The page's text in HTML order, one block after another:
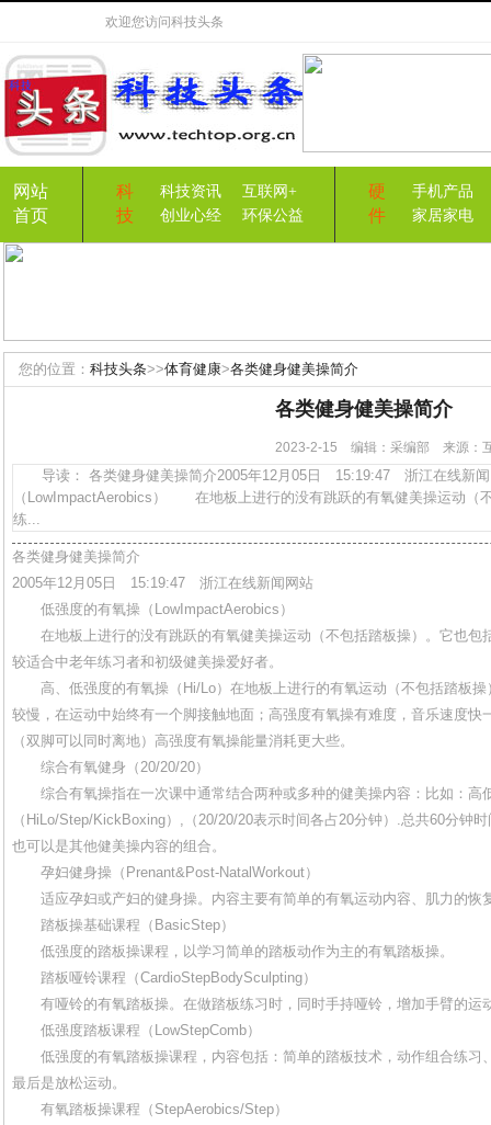
欢迎您访问科技头条
网站
首页
科
技
科技资讯
互联网+
创业心经
环保公益
硬
件
手机产品
家居家电
您的位置： 科技头条>>体育健康>各类健身健美操简介
各类健身健美操简介
2023-2-15 编辑：采编部 来源
导读： 各类健身健美操简介2005年12月05日 15:19:47 浙江在线新
（LowImpactAerobics） 在地板上进行的没有跳跃的有氧健美操运动（
练...
各类健身健美操简介
2005年12月05日 15:19:47 浙江在线新闻网站
低强度的有氧操（LowImpactAerobics）
在地板上进行的没有跳跃的有氧健美操运动（不包括踏板操）。它也包
较适合中老年练习者和初级健美操爱好者。
高、低强度的有氧操（Hi/Lo）在地板上进行的有氧运动（不包括踏板操
较慢，在运动中始终有一个脚接触地面；高强度有氧操有难度，音乐速度快
（双脚可以同时离地）高强度有氧操能量消耗更大些。
综合有氧健身（20/20/20）
综合有氧操指在一次课中通常结合两种或多种的健美操内容：比如：高
（HiLo/Step/KickBoxing）,（20/20/20表示时间各占20分钟）.总共60分钟
也可以是其他健美操内容的组合。
孕妇健身操（Prenant&Post-NatalWorkout）
适应孕妇或产妇的健身操。内容主要有简单的有氧运动内容、肌力的恢
踏板操基础课程（BasicStep）
低强度的踏板操课程，以学习简单的踏板动作为主的有氧踏板操。
踏板哑铃课程（CardioStepBodySculpting）
有哑铃的有氧踏板操。在做踏板练习时，同时手持哑铃，增加手臂的运
低强度踏板课程（LowStepComb）
低强度的有氧踏板操课程，内容包括：简单的踏板技术，动作组合练习
最后是放松运动。
有氧踏板操课程（StepAerobics/Step）